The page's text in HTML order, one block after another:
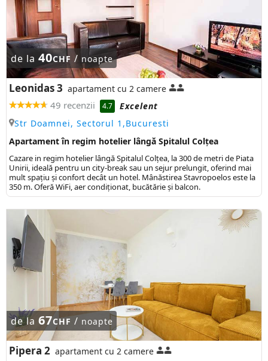
de la 40CHF / noapte
Leonidas 3 apartament cu 2 camere
49 recenzii 4.7
Excelent
Str Doamnei, Sectorul 1,Bucuresti
Apartament în regim hotelier lângă Spitalul Colțea
Cazare in regim hotelier lângă Spitalul Colțea, la 300 de metri de Piata
Unirii, ideală pentru un city-break sau un sejur prelungit, oferind mai
mult spațiu și confort decât un hotel. Mânăstirea Stavropoelos este la
350 m. Oferă WiFi, aer condiționat, bucătărie și balcon.
de la 67CHF / noapte
Pipera 2 apartament cu 2 camere